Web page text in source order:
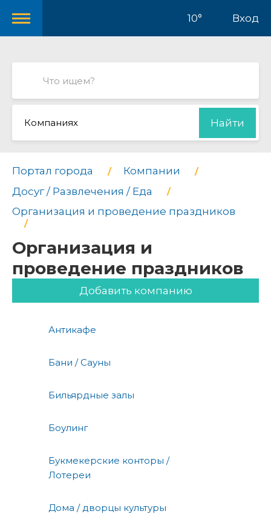
10° Вход
Компаниях Найти
Портал города
Компании
Досуг / Развлечения / Еда
Организация и проведение праздников
Организация и
проведение праздников
Добавить компанию
Антикафе
Бани / Сауны
Бильярдные залы
Боулинг
Букмекерские конторы /
Лотереи
Дома / дворцы культуры